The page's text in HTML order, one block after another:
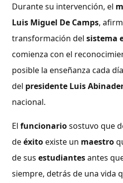
Durante su intervención, el
Luis Miguel De Camps,
transformación del sistema
comienza con el
posible la enseñanza cada
del presidente Luis
nacional.
El funcionariosostuvo que
deéxitoexiste un maestro
de sus estudiantesantes
siempre, detrás de una vida